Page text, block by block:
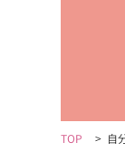
TOP > 自